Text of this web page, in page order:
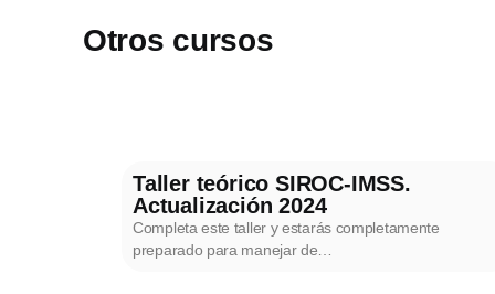
Otros cursos
Taller teórico SIROC-IMSS.
Actualización 2024
Completa este taller y estarás completamente
preparado para manejar de…